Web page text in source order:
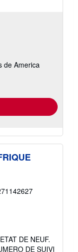
de America
DE NEUF.
DE SUIVI